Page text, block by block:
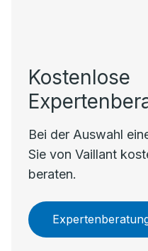
Kostenlose
Bei der Auswahl
Sie von Vaillant
beraten.